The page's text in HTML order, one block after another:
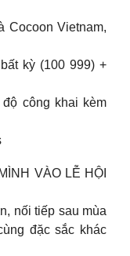
Cocoon Vietnam,
kỳ (100 999) +
công khai kèm
VÀO LỄ HỘI
nối tiếp sau mùa
đặc sắc khác